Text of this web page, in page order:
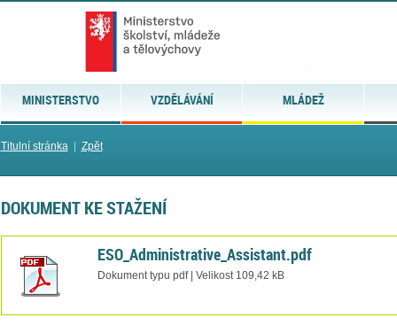
MINISTERSTVO VZDĚLÁVÁNÍ MLÁDEŽ
Titulní stránka| Zpět
DOKUMENT KE STAŽENÍ
ESO_Administrative_Assistant.pdf
Dokument typu pdf | Velikost 109,42 kB